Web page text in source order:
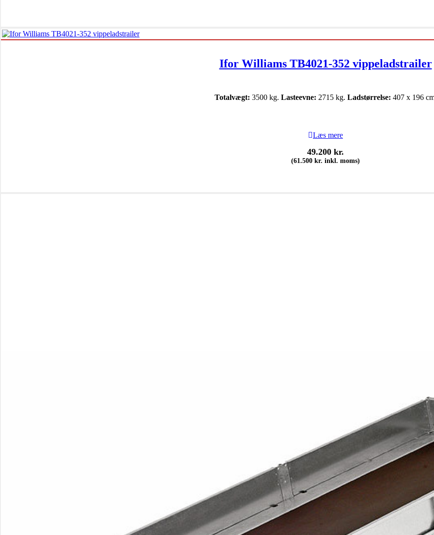
Ifor Williams TB4021-352 vippeladstrailer
Totalvægt: 3500 kg. Lasteevne: 2715 kg. Ladstørrelse: 407 x 196
Læs mere
49.200 kr.
(61.500 kr. inkl. moms)